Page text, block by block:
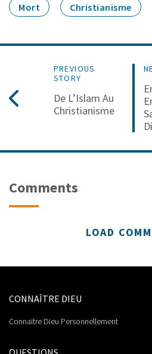
Mort Christianisme
PREVIOUS
STORY
De L’Islam Au
Christianisme
Comments
LOAD
CONNAÎTRE DIEU
Connaitre Dieu Personnellement